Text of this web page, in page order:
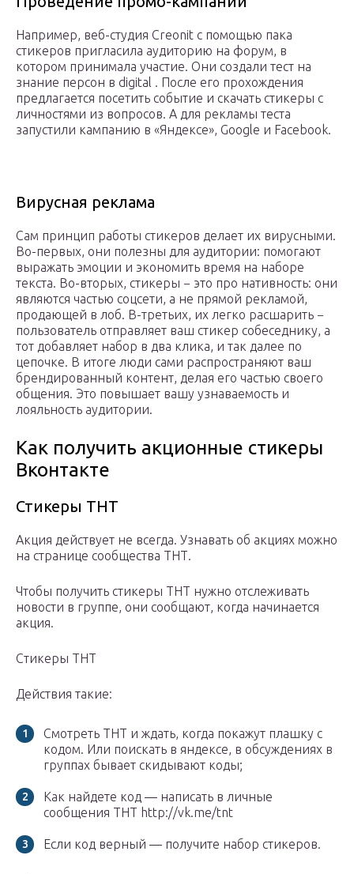
Например, веб-студия Creonit с помощью пака
стикеров пригласила аудиторию на форум, в
котором принимала участие. Они создали тест на
знание персон в digital . После его прохождения
предлагается посетить событие и скачать стикеры с
личностями из вопросов. А для рекламы теста
запустили кампанию в «Яндексе», Google и Facebook.
Вирусная реклама
Сам принцип работы стикеров делает их вирусными.
Во-первых, они полезны для аудитории: помогают
выражать эмоции и экономить время на наборе
текста. Во-вторых, стикеры − это про нативность: они
являются частью соцсети, а не прямой рекламой,
продающей в лоб. В-третьих, их легко расшарить −
пользователь отправляет ваш стикер собеседнику, а
тот добавляет набор в два клика, и так далее по
цепочке. В итоге люди сами распространяют ваш
брендированный контент, делая его частью своего
общения. Это повышает вашу узнаваемость и
лояльность аудитории.
Как получить акционные стикеры
Вконтакте
Стикеры ТНТ
Акция действует не всегда. Узнавать об акциях можно
на странице сообщества ТНТ.
Чтобы получить стикеры ТНТ нужно отслеживать
новости в группе, они сообщают, когда начинается
акция.
Стикеры ТНТ
Действия такие:
Смотреть ТНТ и ждать, когда покажут плашку с
кодом. Или поискать в яндексе, в обсуждениях в
группах бывает скидывают коды;
Как найдете код — написать в личные
сообщения ТНТ http://vk.me/tnt
Если код верный — получите набор стикеров.